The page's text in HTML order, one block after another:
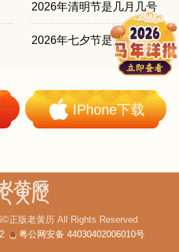
2026年清明节是几月几号
2026年七夕节是几月几号
IPhone下载
正版老黄历 All Rights Reserved
粤公网安备 44030402006010号